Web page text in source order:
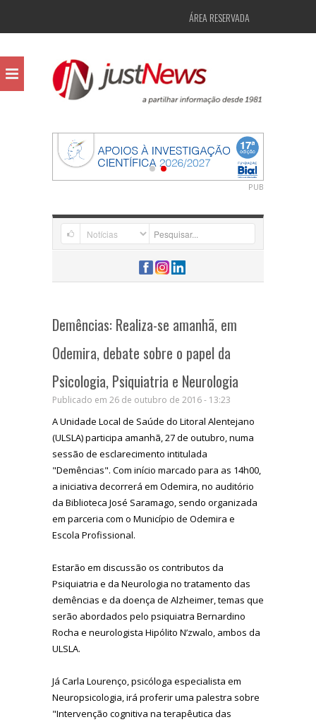
ÁREA RESERVADA
PUB
Demências: Realiza-se amanhã, em
Odemira, debate sobre o papel da
Psicologia, Psiquiatria e Neurologia
Publicado em 26 de outubro de 2016 - 13:23
A Unidade Local de Saúde do Litoral Alentejano
(ULSLA) participa amanhã, 27 de outubro, numa
sessão de esclarecimento intitulada
"Demências". Com início marcado para as 14h00,
a iniciativa decorrerá em Odemira, no auditório
da Biblioteca José Saramago, sendo organizada
em parceria com o Município de Odemira e
Escola Profissional.
Estarão em discussão os contributos da
Psiquiatria e da Neurologia no tratamento das
demências e da doença de Alzheimer, temas que
serão abordados pelo psiquiatra Bernardino
Rocha e neurologista Hipólito N’zwalo, ambos da
ULSLA.
Já Carla Lourenço, psicóloga especialista em
Neuropsicologia, irá proferir uma palestra sobre
"Intervenção cognitiva na terapêutica das